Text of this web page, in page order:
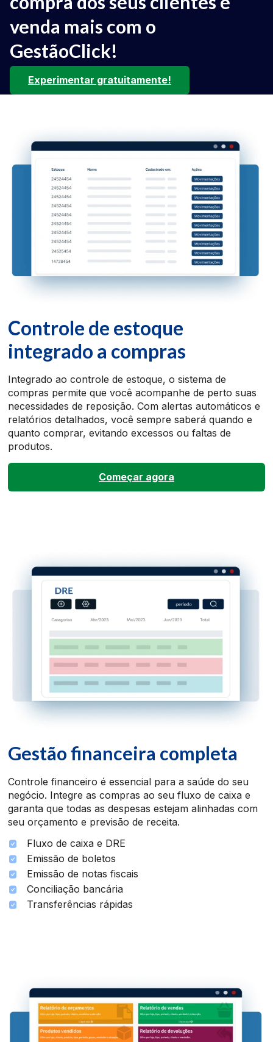
venda mais com o
GestãoClick!
Experimentar gratuitamente!
Controle de estoque
integrado a compras
Integrado ao controle de estoque, o sistema de
compras permite que você acompanhe de perto suas
necessidades de reposição. Com alertas automáticos e
relatórios detalhados, você sempre saberá quando e
quanto comprar, evitando excessos ou faltas de
produtos.
Começar agora
Gestão financeira completa
Controle financeiro é essencial para a saúde do seu
negócio. Integre as compras ao seu fluxo de caixa e
garanta que todas as despesas estejam alinhadas com
seu orçamento e previsão de receita.
Fluxo de caixa e DRE
Emissão de boletos
Emissão de notas fiscais
Conciliação bancária
Transferências rápidas